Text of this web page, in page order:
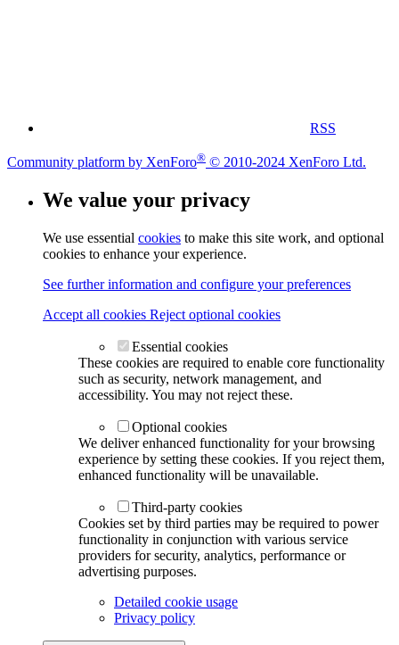
RSS
Community platform by XenForo® © 2010-2024 XenForo Ltd.
We value your privacy
We use essential cookies to make this site work, and optional
cookies to enhance your experience.
See further information and configure your preferences
Accept all cookies Reject optional cookies
Essential cookies
These cookies are required to enable core functionality
such as security, network management, and
accessibility. You may not reject these.
Optional cookies
We deliver enhanced functionality for your browsing
experience by setting these cookies. If you reject them,
enhanced functionality will be unavailable.
Third-party cookies
Cookies set by third parties may be required to power
functionality in conjunction with various service
providers for security, analytics, performance or
advertising purposes.
Detailed cookie usage
Privacy policy